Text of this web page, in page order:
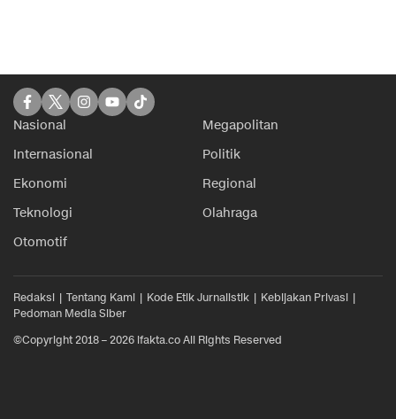
Nasional
Megapolitan
Internasional
Politik
Ekonomi
Regional
Teknologi
Olahraga
Otomotif
Redaksi Tentang Kami Kode Etik Jurnalistik
Kebijakan Privasi
Pedoman Media Siber
©Copyright 2018 – 2026 ifakta.co All Rights Reserved